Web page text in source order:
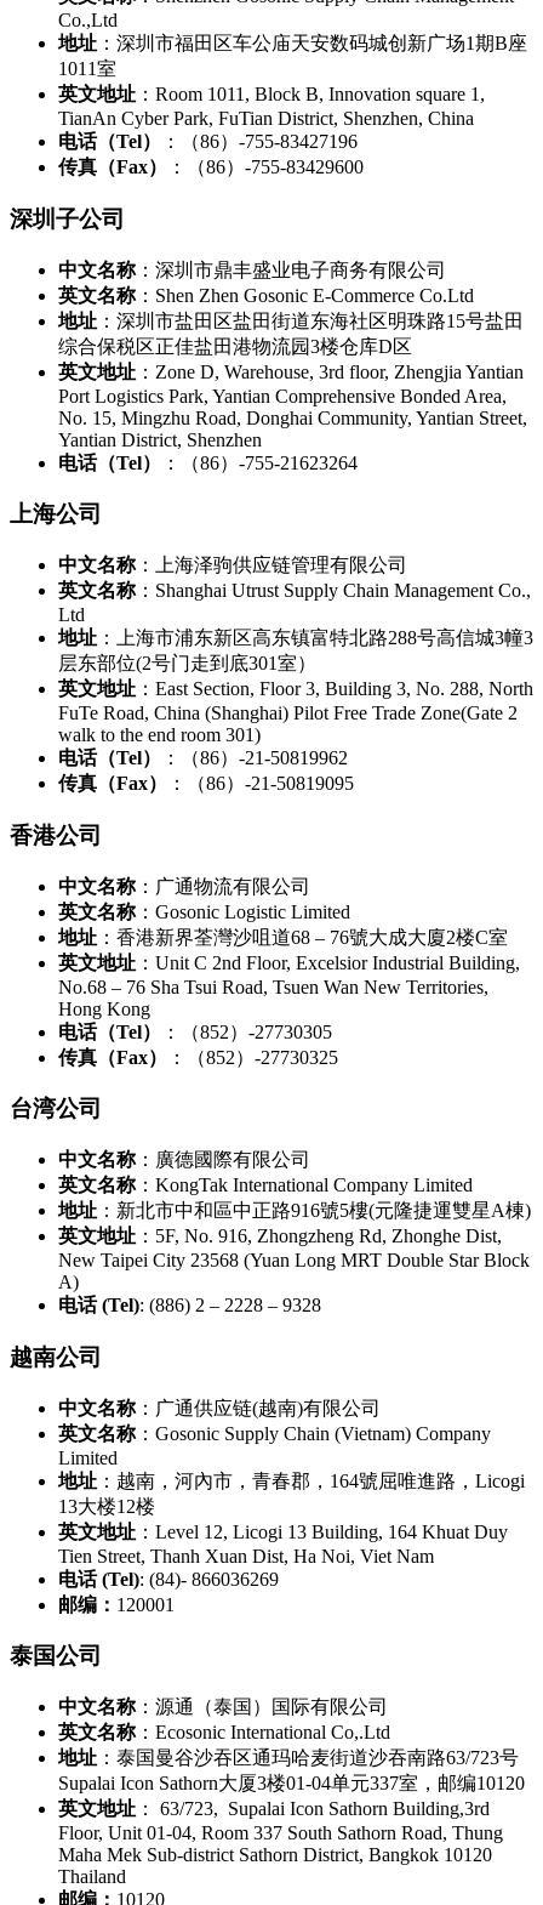
Co.,Ltd
地址 ：深圳市福田区车公庙天安数码城创新广场1期B座
1011室
英文地址 ：Room 1011, Block B, Innovation square 1,
TianAn Cyber Park, FuTian District, Shenzhen, China
电话（Tel）
：（86）-755-83427196
传真（Fax）
：（86）-755-83429600
深圳子公司
中文名称：深圳市鼎丰盛业电子商务有限公司
英文名称：Shen Zhen Gosonic E-Commerce Co.Ltd
地址 ：深圳市盐田区盐田街道东海社区明珠路15号盐田
综合保税区正佳盐田港物流园3楼仓库D区
英文地址 ：Zone D, Warehouse, 3rd floor, Zhengjia Yantian
Port Logistics Park, Yantian Comprehensive Bonded Area,
No. 15, Mingzhu Road, Donghai Community, Yantian Street,
Yantian District, Shenzhen
电话（Tel）
：（86）-755-21623264
上海公司
中文名称：上海泽驹供应链管理有限公司
英文名称：Shanghai Utrust Supply Chain Management Co.,
Ltd
地址 ：上海市浦东新区高东镇富特北路288号高信城3幢3
层东部位(2号门走到底301室）
英文地址 ：East Section, Floor 3, Building 3, No. 288, North
FuTe Road, China (Shanghai) Pilot Free Trade Zone(Gate 2
walk to the end room 301)
电话（Tel）
：（86）-21-50819962
传真（Fax）
：（86）-21-50819095
香港公司
中文名称：广通物流有限公司
英文名称：Gosonic Logistic Limited
地址 ：香港新界荃灣沙咀道68 – 76號大成大廈2楼C室
英文地址 ：Unit C 2nd Floor, Excelsior Industrial Building,
No.68 – 76 Sha Tsui Road, Tsuen Wan New Territories,
Hong Kong
电话（Tel）
：（852）-27730305
传真（Fax）
：（852）-27730325
台湾公司
中文名称：廣德國際有限公司
英文名称：KongTak International Company Limited
地址 ：新北市中和區中正路916號5樓(元隆捷運雙星A棟)
英文地址 ：5F, No. 916, Zhongzheng Rd, Zhonghe Dist,
New Taipei City 23568 (Yuan Long MRT Double Star Block
A)
电话 (Tel): (886) 2 – 2228 – 9328
越南公司
中文名称：广通供应链(越南)有限公司
英文名称：Gosonic Supply Chain (Vietnam) Company
Limited
地址 ：越南，河內市，青春郡，164號屈唯進路，Licogi
13大楼12楼
英文地址 ：Level 12, Licogi 13 Building, 164 Khuat Duy
Tien Street, Thanh Xuan Dist, Ha Noi, Viet Nam
电话 (Tel): (84)- 866036269
邮编： 120001
泰国公司
中文名称：源通（泰国）国际有限公司
英文名称：Ecosonic International Co,.Ltd
地址 ：泰国曼谷沙吞区通玛哈麦街道沙吞南路63/723号
Supalai Icon Sathorn大厦3楼01-04单元337室，邮编10120
英文地址 ： 63/723, Supalai Icon Sathorn Building,3rd
Floor, Unit 01-04, Room 337 South Sathorn Road, Thung
Maha Mek Sub-district Sathorn District, Bangkok 10120
Thailand
邮编： 10120